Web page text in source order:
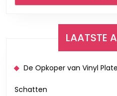
LAATSTE
De Opkoper van Vinyl
Schatten